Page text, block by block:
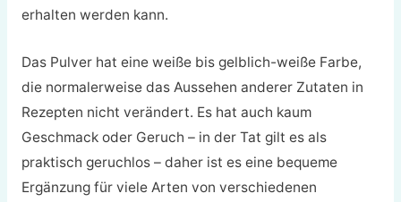
erhalten werden kann.
Das Pulver hat eine weiße bis gelblich-weiße Farbe,
die normalerweise das Aussehen anderer Zutaten in
Rezepten nicht verändert. Es hat auch kaum
Geschmack oder Geruch – in der Tat gilt es als
praktisch geruchlos – daher ist es eine bequeme
Ergänzung für viele Arten von verschiedenen